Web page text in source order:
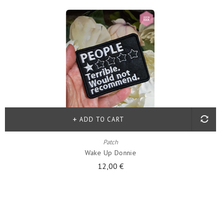
Patch
Wake Up Donnie
12,00 €
ADD TO CART